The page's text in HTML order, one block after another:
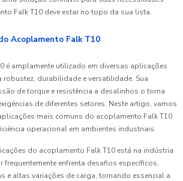
Falk T10 deve estar no topo da sua lista.
Acoplamento Falk T10
é amplamente utilizado em diversas aplicações
durabilidade e versatilidade. Sua
de torque e resistência a desalinhos o torna
de diferentes setores. Neste artigo, vamos
mais comuns do acoplamento Falk T10
operacional em ambientes industriais.
do acoplamento Falk T10 está na indústria
frequentemente enfrenta desafios específicos,
e altas variações de carga, tornando essencial a